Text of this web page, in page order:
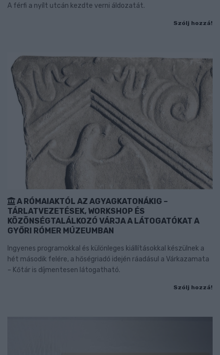
A férfi a nyílt utcán kezdte verni áldozatát.
Szólj hozzá!
A RÓMAIAKTÓL AZ AGYAGKATONÁKIG –
TÁRLATVEZETÉSEK, WORKSHOP ÉS
KÖZÖNSÉGTALÁLKOZÓ VÁRJA A LÁTOGATÓKAT A
GYŐRI RÓMER MÚZEUMBAN
Ingyenes programokkal és különleges kiállításokkal készülnek a
hét második felére, a hőségriadó idején ráadásul a Várkazamata
– Kőtár is díjmentesen látogatható.
Szólj hozzá!